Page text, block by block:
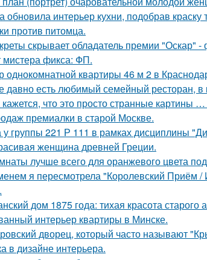
интерьер кухни, подобрав краску
против питомца.
скрывает обладатель премии "Оскар"
мистера фикса: ФП.
однокомнатной квартиры 46 м 2 в
давно есть любимый семейный ресторан, в
что это просто странные картины
премиалки в старой Москве.
у группы 221 Р 111 в рамках дисциплины
женщина древней Греции.
лучше всего для оранжевого цвета
я пересмотрела "Королевский Приём
дом 1875 года: тихая красота старого
интерьер квартиры в Минске.
дворец, который часто называют
в дизайне интерьера.